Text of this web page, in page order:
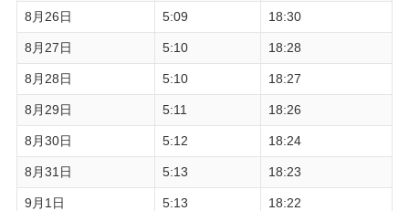
8月26日 5:09 18:30
8月27日 5:10 18:28
8月28日 5:10 18:27
8月29日 5:11 18:26
8月30日 5:12 18:24
8月31日 5:13 18:23
9月1日 5:13 18:22